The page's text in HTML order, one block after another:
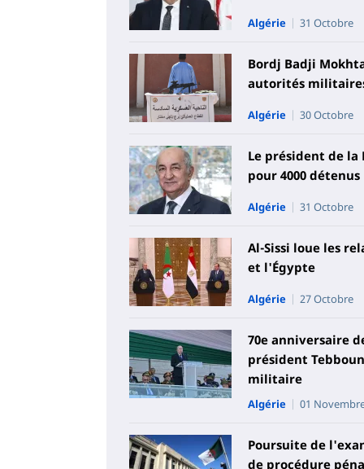
Algérie 31 Octobre
Bordj Badji
autorités
Algérie 30 Octobre
Le président de la
pour 4000 détenus
Algérie 31 Octobre
Al-Sissi loue les
et l'Égypte
Algérie 27 Octobre
70e anniversaire
président
militaire
Algérie 01
Poursuite de
de procédure